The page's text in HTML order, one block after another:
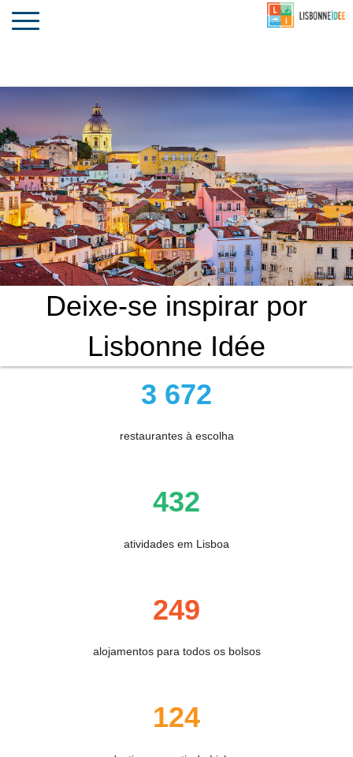
PORTUGAL
Toggle
navigation
Deixe-se inspirar por
Lisbonne Idée
3 672
restaurantes à escolha
432
atividades em Lisboa
249
alojamentos para todos os bolsos
124